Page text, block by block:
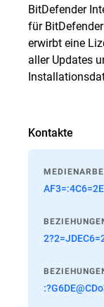
BitDefender
für
erwirbt eine
aller Updates
Kontakte